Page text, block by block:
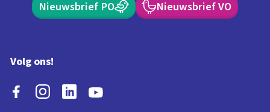
Nieuwsbrief PO Nieuwsbrief VO
Volg ons!